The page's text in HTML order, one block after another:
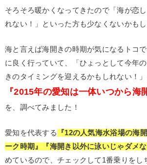
そろそろ暖かくなってきたので「海が恋
れない！」といった方も少なくないかもし
海と言えば海開きの時期が気になるトコ
に良く行っていて、「ひょっとして今年
きのタイミングを迎えるかもしれない！」
『2015年の愛知は一体いつから海
を、調べてみました！
愛知を代表する
『12の人気海水浴場の海
ーク時期』『海開き以外に泳いじゃダメな
めているので、チェックして1番乗りをし